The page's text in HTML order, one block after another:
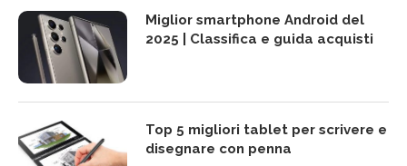
Miglior smartphone Android del
2025 | Classifica e guida acquisti
Top 5 migliori tablet per scrivere e
disegnare con penna